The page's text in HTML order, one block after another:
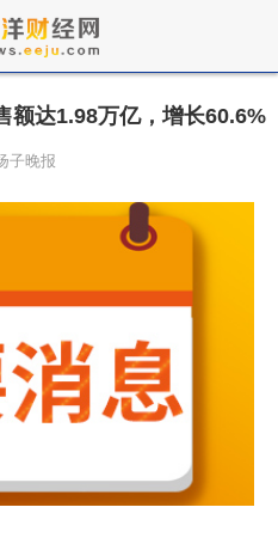
额达1.98万亿，增长60.6%
子晚报